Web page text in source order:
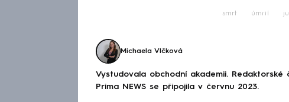
smrt úmrtí
Michaela Vlčková
Vystudovala obchodní akademii.
Prima NEWS se připojila v červnu 2023.